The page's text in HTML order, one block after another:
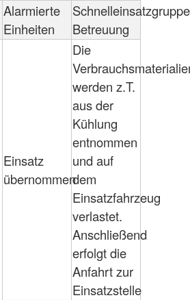
Alarmierte
Einheiten
Schnelleinsatzgruppe
Betreuung
Einsatz
übernommen
Die
werden z.T.
aus der
Kühlung
entnommen
und auf
dem
Einsatzfahrzeug
verlastet.
Anschließend
erfolgt die
Anfahrt zur
Einsatzstelle